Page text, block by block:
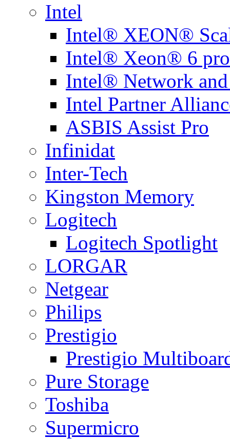
Intel
Intel® XEON®
Intel® Xeon® 6
Intel® Network
Intel Partner
ASBIS Assist Pro
Infinidat
Inter-Tech
Kingston Memory
Logitech
Logitech Spotlight
LORGAR
Netgear
Philips
Prestigio
Prestigio
Pure Storage
Toshiba
Supermicro